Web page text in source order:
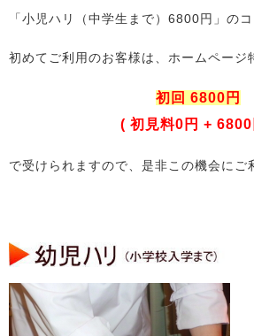
「小児ハリ（中学生まで）6800円」のコ
初めてご利用のお客様は、ホームページ
初回 6800円
( 初見料0円 +
で受けられますので、是非この機会にご